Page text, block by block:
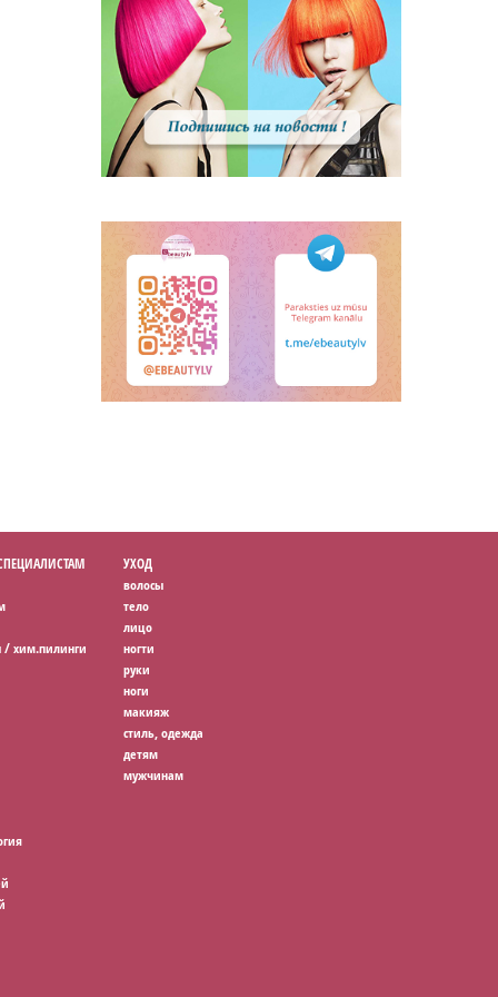
хим.пилинги
УХОД
волосы
тело
лицо
ногти
руки
ноги
макияж
стиль, одежда
детям
мужчинам